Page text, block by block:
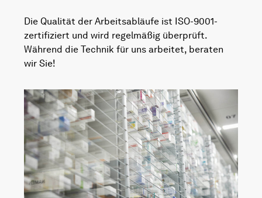
Die Qualität der Arbeitsabläufe ist ISO-9001-
zertifiziert und wird regelmäßig überprüft.
Während die Technik für uns arbeitet, beraten
wir Sie!